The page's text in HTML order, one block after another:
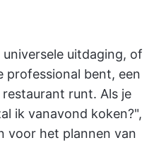
uitdaging, of
professional bent, een
runt. Als je
ik vanavond koken?",
voor het plannen van